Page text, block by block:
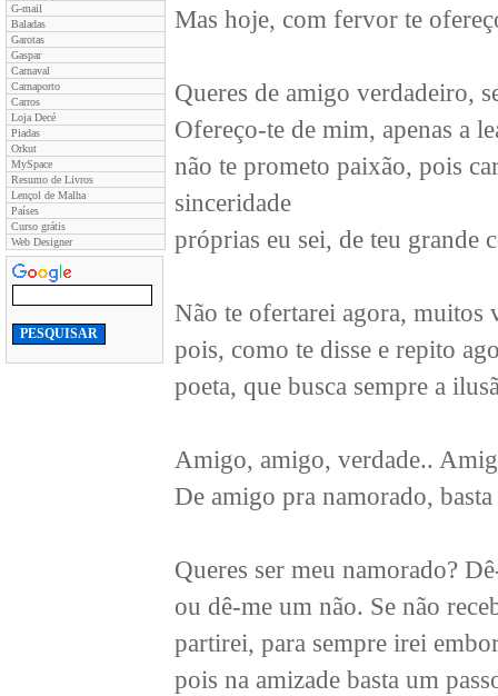
G-mail
Baladas
Garotas
Gaspar
Carnaval
Carnaporto
Carros
Loja Decé
Piadas
Orkut
MySpace
Resumo de Livros
Lençol de Malha
Países
Curso grátis
Web Designer
Mas hoje, com fervor te
Queres de amigo verdadeiro,
Ofereço-te de mim, apenas a
não te prometo paixão, pois
sinceridade
próprias eu sei, de teu grande
Não te ofertarei agora, muitos
pois, como te disse e repito
poeta, que busca sempre a
Amigo, amigo, verdade..
De amigo pra namorado,
Queres ser meu namorado?
ou dê-me um não. Se não
partirei, para sempre irei
pois na amizade basta um